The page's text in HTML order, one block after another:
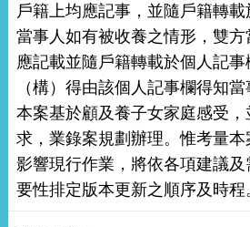
戶籍上均應記事，並隨戶籍轉載
當事人如有被收養之情形，雙
應記載並隨戶籍轉載於個人記事
（構）得由該個人記事欄得知當
本案基於顧及養子女家庭感受
求，業錄案規劃辦理。惟考量
影響現行作業，將依各項建議
要性排定版本更新之順序及時程